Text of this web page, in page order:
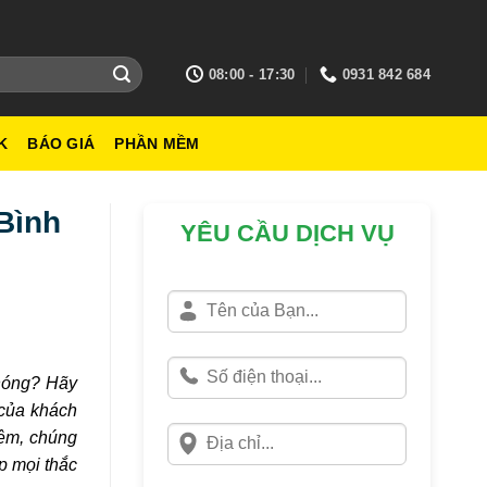
08:00 - 17:30 0931 842 684
BÁO GIÁ PHẦN MỀM
Hãy
khách
chúng
mọi thắc
YÊU CẦU DỊCH VỤ